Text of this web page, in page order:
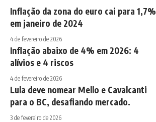
Inflação da zona do euro cai para 1,7%
em janeiro de 2024
4 de fevereiro de 2026
Inflação abaixo de 4% em 2026: 4
alívios e 4 riscos
4 de fevereiro de 2026
Lula deve nomear Mello e Cavalcanti
para o BC, desafiando mercado.
3 de fevereiro de 2026